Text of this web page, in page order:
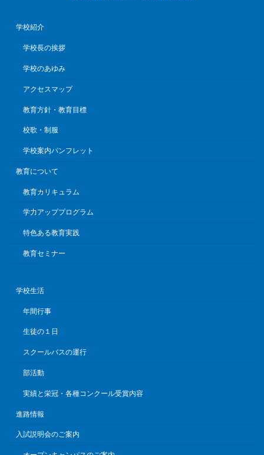
学校紹介
学校長の挨拶
学校のあゆみ
アクセスマップ
教育方針・教育目標
校歌・制服
学校案内パンフレット
教育について
教育カリキュラム
学力アッププログラム
特色ある教育実践
教育セミナー
学校生活
年間行事
生徒の１日
スクールバスの運行
部活動
実績と栄冠・各種コンクール受賞内容
進路情報
入試説明会のご案内